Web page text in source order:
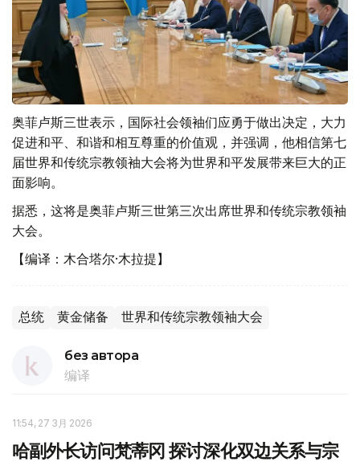
奥菲卢斯三世表示，国际社会领袖们应勇于做出决定，大力
促进和平、和谐和相互尊重的价值观，并强调，他相信第七
届世界和传统宗教领袖大会将为世界和平发展带来巨大的正
面影响。
据悉，这将是奥菲卢斯三世第三次出席世界和传统宗教领袖
大会。
【编译：木合塔尔·木拉提】
总统 黄金储备 世界和传统宗教领袖大会
без автора
编译
11:54, 27 3月 2026
哈副外长访问梵蒂冈 探讨深化双边关系与宗